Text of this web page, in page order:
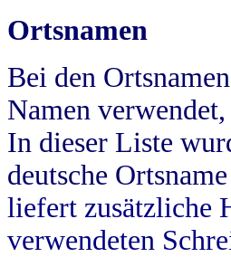
Ortsnamen
Bei den
Namen
In dieser Liste
deutsche
liefert zusätzliche
verwendeten